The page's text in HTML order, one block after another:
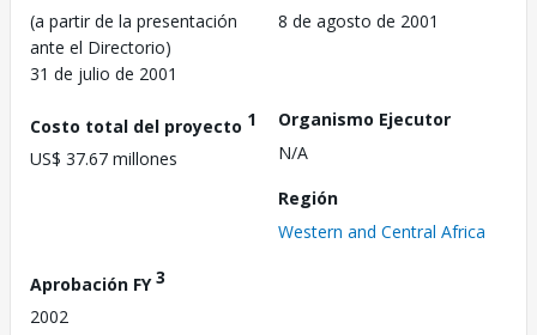
(a partir de la presentación
ante el Directorio)
31 de julio de 2001
8 de agosto de 2001
Costo total del proyecto 1
US$ 37.67 millones
Organismo Ejecutor
N/A
Región
Western and Central Africa
Aprobación FY3
2002